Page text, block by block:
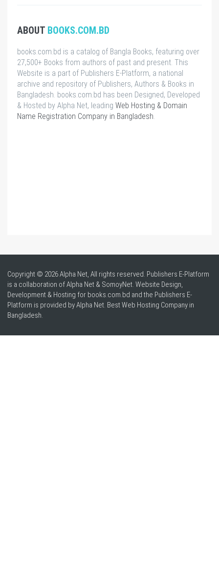
ABOUT BOOKS.COM.BD
books.com.bd is a catalog of Bangla Books, featuring over
27,500+ Books from authors of past and present. This
Website is a part of Publishers E-Platform, a national
archive and repository of Publishers, Authors & Books in
Bangladesh. books.com.bd has been Designed, Developed
& Hosted by Alpha Net, leading Web Hosting & Domain
Name Registration Company in Bangladesh
Copyright © 2026 Alpha Net, All rights reserved. Publishers E-Platform
is a collaboration of Alpha Net & SomoyNet. Website Design,
Development & Hosting for books.com.bd and the Publishers E-
Platform is provided by Alpha Net. BestWeb Hosting Company in
Bangladesh.